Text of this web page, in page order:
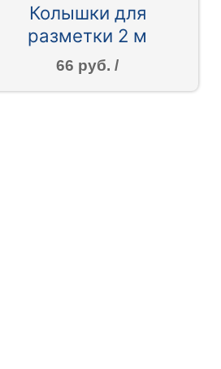
Колышки для
разметки 2 м
66 руб. /